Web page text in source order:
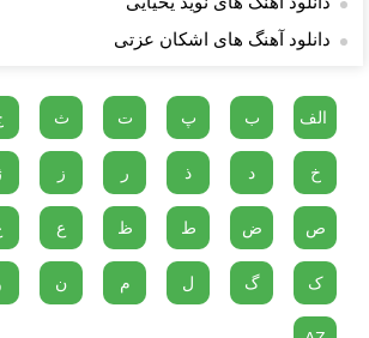
دانلود آهنگ های اشکان عزتی
الف ب پ ت ث
خ د ذ ر ز
ص ض ط ظ ع
ک گ ل م ن